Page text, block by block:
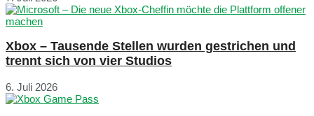
Xbox – Tausende Stellen wurden gestrichen und
trennt sich von vier Studios
6. Juli 2026